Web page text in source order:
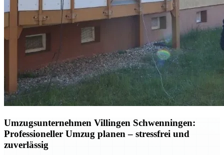
Umzugsunternehmen Villingen Schwenningen:
Professioneller Umzug planen – stressfrei und
zuverlässig